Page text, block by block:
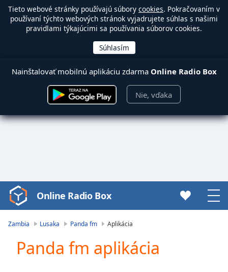
Tieto webové stránky používajú súbory cookies. Pokračovaním v
používaní týchto webových stránok vyjadrujete súhlas s našimi
pravidlami týkajúcimi sa používania súborov cookies.
Nainštalovať mobilnú aplikáciu zdarma Online Radio Box
Nie, vďaka
Video
Player
Video
Online Radio Box
Zambia Lusaka Panda fm Aplikácia
Panda fm aplikácia